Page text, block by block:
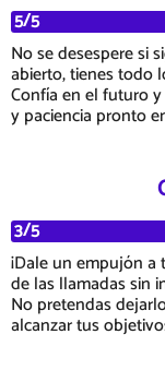
5/5
No se desespere si
abierto, tienes todo
Confía en el futuro
y paciencia pronto
3/5
¡Dale un empujón
de las llamadas sin
No pretendas
alcanzar tus